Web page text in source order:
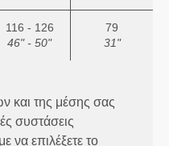
116 - 126
46" - 50"
79
31"
και της μέσης σας
συστάσεις
να επιλέξετε το